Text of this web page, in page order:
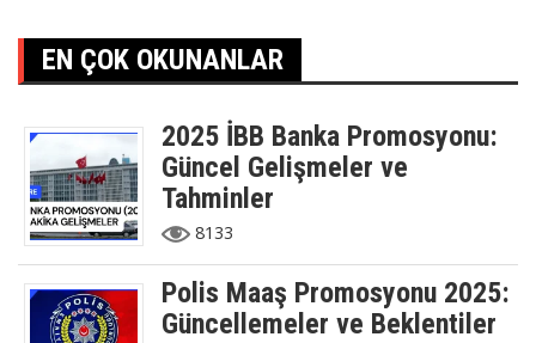
EN ÇOK OKUNANLAR
2025 İBB Banka Promosyonu:
Güncel Gelişmeler ve
Tahminler
8133
Polis Maaş Promosyonu 2025:
Güncellemeler ve Beklentiler